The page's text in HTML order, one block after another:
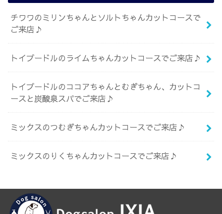
チワワのミリンちゃんとソルトちゃんカットコースで
ご来店♪
トイプードルのライムちゃんカットコースでご来店♪
トイプードルのココアちゃんとむぎちゃん、カットコ
ースと炭酸泉スパでご来店♪
ミックスのつむぎちゃんカットコースでご来店♪
ミックスのりくちゃんカットコースでご来店♪